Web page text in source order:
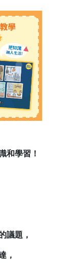
和學習！
議題，
，